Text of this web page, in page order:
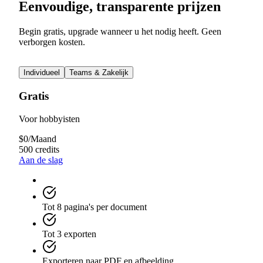
Eenvoudige, transparente prijzen
Begin gratis, upgrade wanneer u het nodig heeft. Geen
verborgen kosten.
Individueel Teams & Zakelijk
Gratis
Voor hobbyisten
$0/Maand
500 credits
Aan de slag
Tot 8 pagina's per document
Tot 3 exporten
Exporteren naar PDF en afbeelding